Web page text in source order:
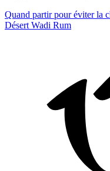
Quand partir pour éviter la
Désert Wadi Rum